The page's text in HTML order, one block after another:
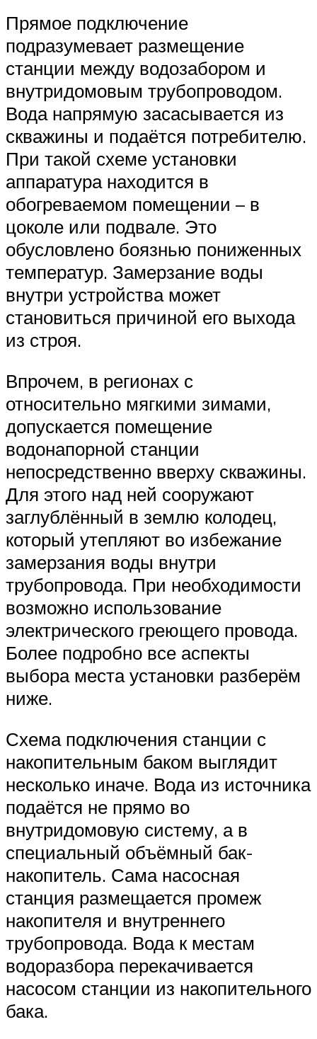
Прямое подключение
подразумевает размещение
станции между водозабором и
внутридомовым трубопроводом.
Вода напрямую засасывается из
скважины и подаётся потребителю.
При такой схеме установки
аппаратура находится в
обогреваемом помещении – в
цоколе или подвале. Это
обусловлено боязнью пониженных
температур. Замерзание воды
внутри устройства может
становиться причиной его выхода
из строя.
Впрочем, в регионах с
относительно мягкими зимами,
допускается помещение
водонапорной станции
непосредственно вверху скважины.
Для этого над ней сооружают
заглублённый в землю колодец,
который утепляют во избежание
замерзания воды внутри
трубопровода. При необходимости
возможно использование
электрического греющего провода.
Более подробно все аспекты
выбора места установки разберём
ниже.
Схема подключения станции с
накопительным баком выглядит
несколько иначе. Вода из источника
подаётся не прямо во
внутридомовую систему, а в
специальный объёмный бак-
накопитель. Сама насосная
станция размещается промеж
накопителя и внутреннего
трубопровода. Вода к местам
водоразбора перекачивается
насосом станции из накопительного
бака.